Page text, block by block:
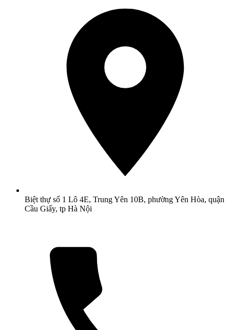
Biệt thự số 1 Lô 4E, Trung Yên 10B, phường Yên Hòa, quận
Cầu Giấy, tp Hà Nội